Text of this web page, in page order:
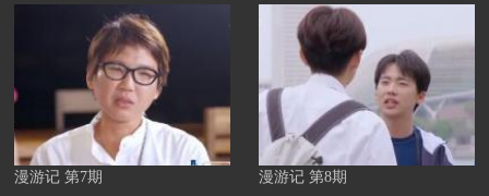
漫游记 第7期 漫游记 第8期